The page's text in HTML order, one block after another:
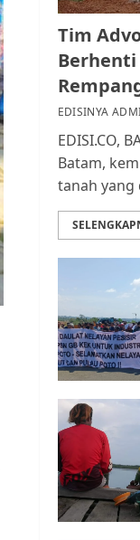
2
3
4
5
Tim
Berhenti
EDISINYA
EDISI.CO,
Batam,
tanah yang